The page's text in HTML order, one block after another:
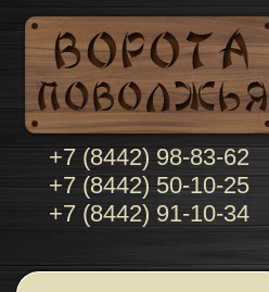
+7 (8442) 98-83-62
+7 (8442) 50-10-25
+7 (8442) 91-10-34